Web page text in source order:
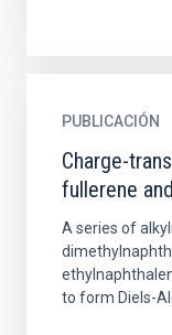
PUBLICACIÓN
Charge-
fullerene
A series of
to form Diels-